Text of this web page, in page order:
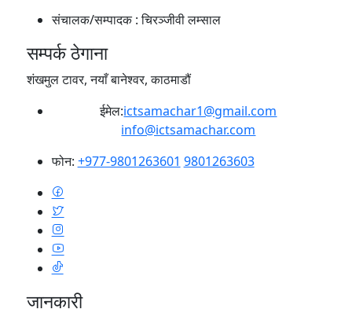
संचालक/सम्पादक :चिरञ्जीवी लम्साल
सम्पर्क ठेगाना
शंखमुल टावर, नयाँ बानेश्वर, काठमाडौं
ईमेल:ictsamachar1@gmail.com
info@ictsamachar.com
फोन: +977-9801263601 9801263603
जानकारी